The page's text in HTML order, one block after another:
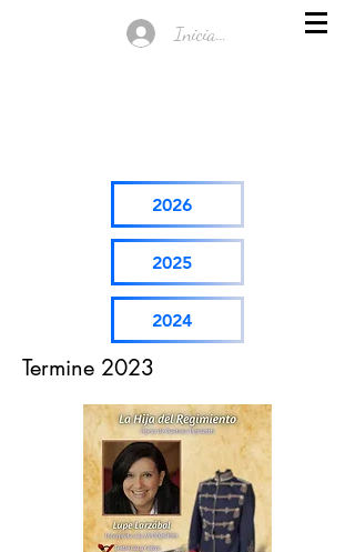
Iniciar sesión
2026
2025
2024
Termine 2023